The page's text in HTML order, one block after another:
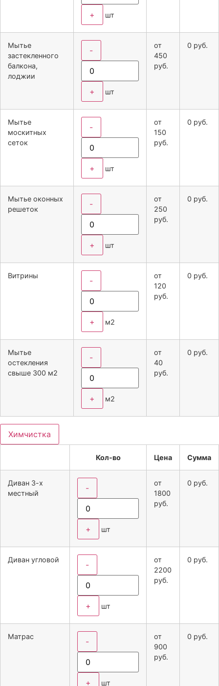
+ шт
Мытье
застекленного
балкона,
лоджии
-
+ шт
от
450
руб.
0 руб.
Мытье
москитных
сеток
-
+ шт
от
150
руб.
0 руб.
Мытье оконных
решеток
-
+ шт
от
250
руб.
0 руб.
Витрины
-
+ м2
от
120
руб.
0 руб.
Мытье
остекления
свыше 300 м2
-
+ м2
от
40
руб.
0 руб.
Химчистка
Кол-во Цена Сумма
Диван 3-х
местный
-
+ шт
от
1800
руб.
0 руб.
Диван угловой
-
+ шт
от
2200
руб.
0 руб.
Матрас
-
+ шт
от
900
руб.
0 руб.